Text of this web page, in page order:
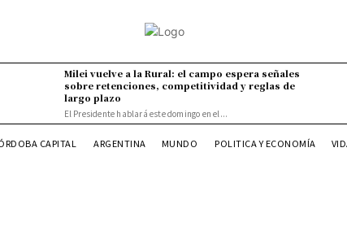
Milei vuelve a la Rural: el campo espera señales
sobre retenciones, competitividad y reglas de
largo plazo
El Presidente hablará este domingo en el...
CAPITAL ARGENTINA MUNDO POLITICA Y ECONOMÍA